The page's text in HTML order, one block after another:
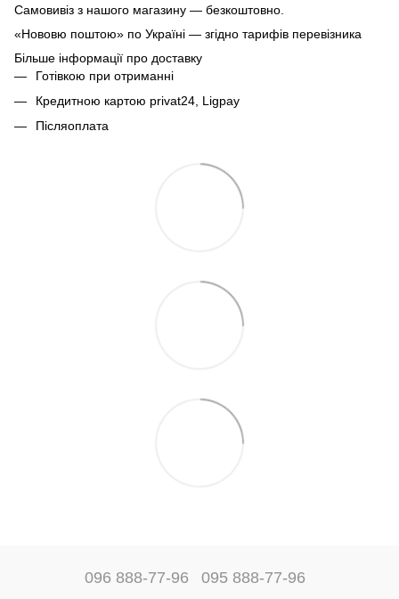
Самовивіз з нашого магазину — безкоштовно.
«Нововю поштою» по Україні — згідно тарифів перевізника
Більше інформації про доставку
Готівкою при отриманні
Кредитною картою privat24, Ligpay
Післяоплата
096 888-77-96 095 888-77-96